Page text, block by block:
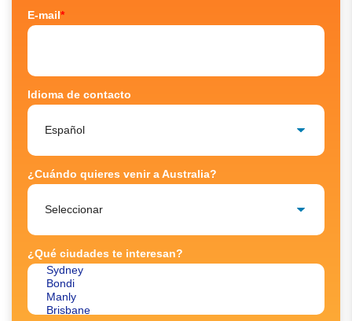
E-mail*
Idioma de contacto
¿Cuándo quieres venir a Australia?
¿Qué ciudades te interesan?